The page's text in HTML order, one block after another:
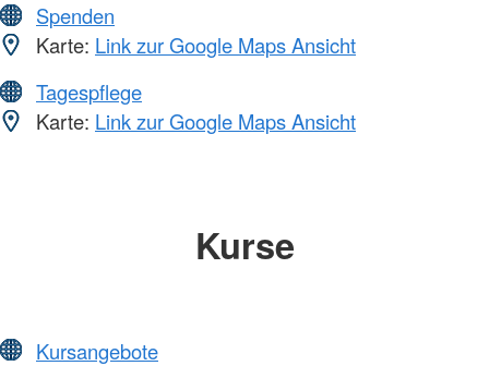
Spenden
Karte: Link zur Google Maps Ansicht
Tagespflege
Karte: Link zur Google Maps Ansicht
Kurse
Kursangebote